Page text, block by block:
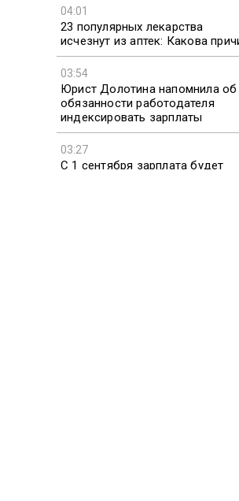
04:01
23 популярных лекарства
исчезнут из аптек: Какова
03:54
Юрист Долотина напомнила об
обязанности работодателя
индексировать зарплаты
03:27
С 1 сентября зарплата будет